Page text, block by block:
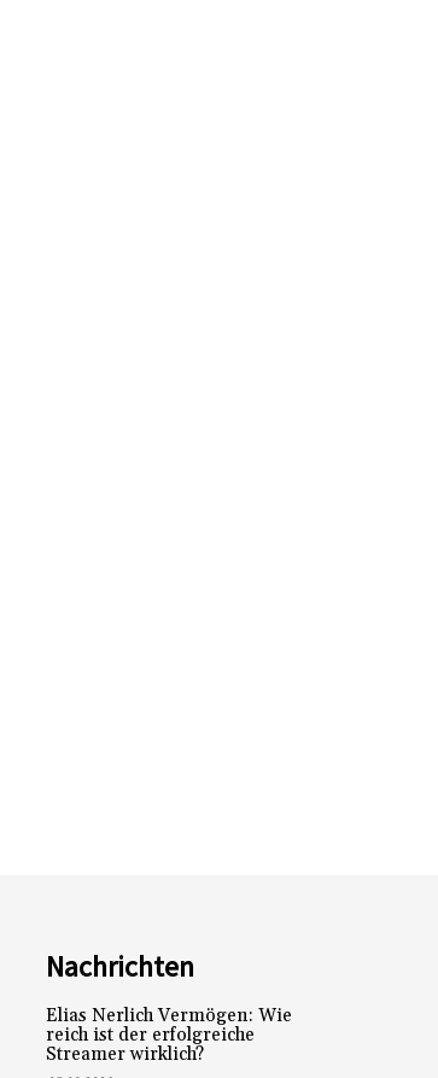
Nachrichten
Elias Nerlich Vermögen: Wie
reich ist der erfolgreiche
Streamer wirklich?